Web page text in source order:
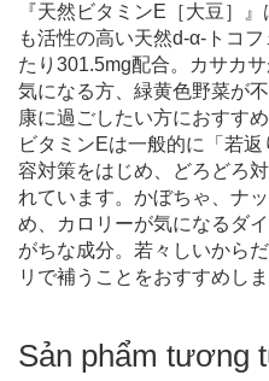
『天然ビタミンE［大豆］
も活性の高い天然d-α-トコ
たり301.5mg配合。カサカ
気になる方、緑黄色野菜が
康に過ごしたい方におすす
ビタミンEは一般的に「若
容対策をはじめ、どろどろ
れています。かぼちゃ、ナ
め、カロリーが気になるダ
がちな成分。若々しいから
リで補うことをおすすめしま
Sản phẩm tương